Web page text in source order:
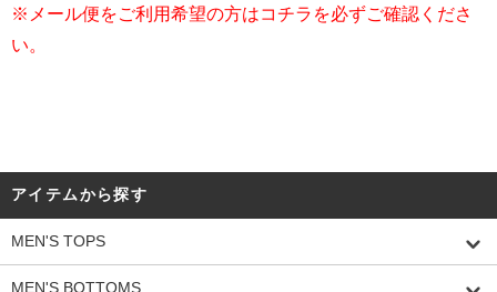
※メール便をご利用希望の方はコチラを必ずご確認くださ
い。
アイテムから探す
MEN'S TOPS
MEN'S BOTTOMS